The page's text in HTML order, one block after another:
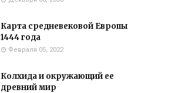
Карта средневековой Европы
1444 года
Февраля 05, 2022
Колхида и окружающий ее
древний мир